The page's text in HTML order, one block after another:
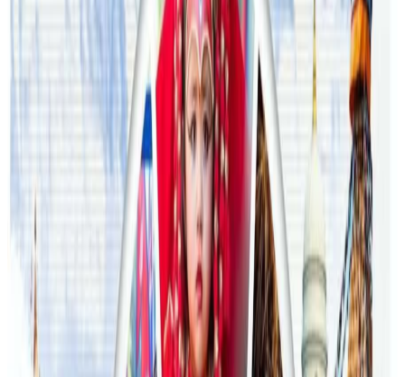
अष्ट्रेलियामा मन्त्रालयका कर्मचारीले भ्रष्टाचार गरेको
भेटिएपछि शिक्षा मन्त्रीले दिइन् राजीनामा
२०२६ जुलाई २४
अन्तर्राष्ट्रिय विद्यार्थी आकर्षित गर्न भिक्टोरियाले बनायो
२०२६ जुलाई २३
फिफा विश्वकपमा अस्ट्रेलियाको टोलीका लागि
रणनीति बनाउने नेपाली युवा
२०२६ जुलाई २३